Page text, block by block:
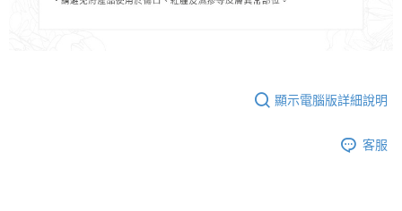
顯示電腦版詳細說明
客服